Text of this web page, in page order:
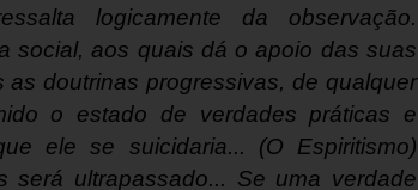
logicamente da observação.
social, aos quais dá o apoio das suas
doutrinas progressivas, de qualquer
o estado de verdades práticas e
ele se suicidaria... (O Espiritismo)
será ultrapassado... Se uma verdade